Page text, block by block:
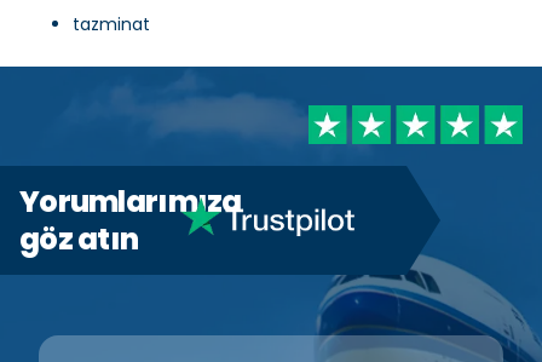
tazminat
Yorumlarımıza
göz atın